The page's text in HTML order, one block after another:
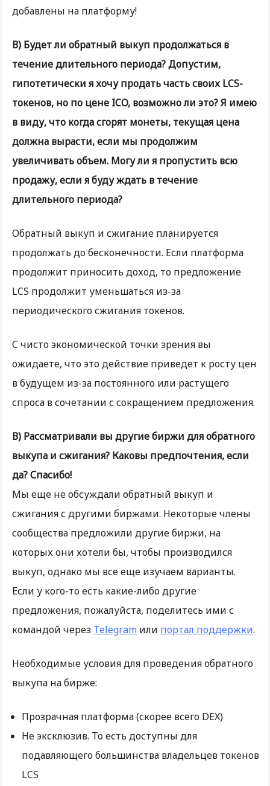
добавлены на платформу!
В) Будет ли обратный выкуп продолжаться в
течение длительного периода? Допустим,
гипотетически я хочу продать часть своих LCS-
токенов, но по цене ICO, возможно ли это? Я имею
в виду, что когда сгорят монеты, текущая цена
должна вырасти, если мы продолжим
увеличивать объем. Могу ли я пропустить всю
продажу, если я буду ждать в течение
длительного периода?
Обратный выкуп и сжигание планируется
продолжать до бесконечности. Если платформа
продолжит приносить доход, то предложение
LCS продолжит уменьшаться из-за
периодического сжигания токенов.
С чисто экономической точки зрения вы
ожидаете, что это действие приведет к росту цен
в будущем из-за постоянного или растущего
спроса в сочетании с сокращением предложения.
В) Рассматривали вы другие биржи для обратного
выкупа и сжигания? Каковы предпочтения, если
да? Спасибо!
Мы еще не обсуждали обратный выкуп и
сжигания с другими биржами. Некоторые члены
сообщества предложили другие биржи, на
которых они хотели бы, чтобы производился
выкуп, однако мы все еще изучаем варианты.
Если у кого-то есть какие-либо другие
предложения, пожалуйста, поделитесь ими с
командой через Telegram или портал поддержки.
Необходимые условия для проведения обратного
выкупа на бирже:
Прозрачная платформа (скорее всего DEX)
Не эксклюзив. То есть доступны для
подавляющего большинства владельцев токенов
LCS